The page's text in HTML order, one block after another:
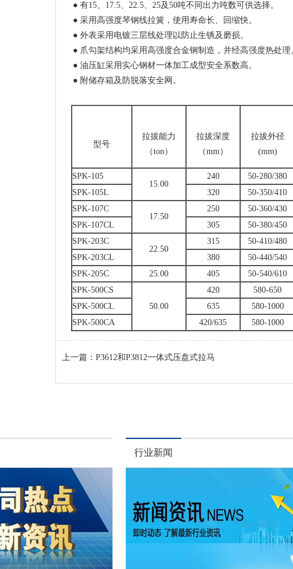
● 有15、17.5、22.5、25及50吨不同出力吨数可供选择。
● 采用高强度琴钢线拉簧，使用寿命长、回缩快。
● 外表采用电镀三层线处理以防止生锈及磨损。
● 爪勾架结构均采用高强度合金钢制造，并经高强度热处理
● 油压缸采用实心钢材一体加工成型安全系数高。
● 附储存箱及防脱落安全网。
型号
拉拔能力
（ton）
拉拔深度
（mm）
拉拔外径
(mm)
SPK-105
15.00
240 50-280/380
SPK-105L
320 50-350/410
SPK-107C
17.50
250 50-360/430
SPK-107CL
305 50-380/450
SPK-203C
22.50
315 50-410/480
SPK-203CL
380 50-440/540
SPK-205C
25.00 405 50-540/610
SPK-500CS
50.00
420 580-650
SPK-500CL
635 580-1000
SPK-500CA
420/635 580-1000
上一篇： P3612和P3812一体式压盘式拉马
行业新闻